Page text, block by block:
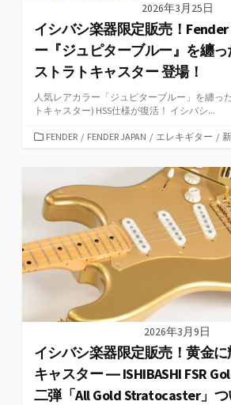
2026年3月25日
イシバシ楽器限定販売！Fender
ー『ジュピターブルー』を纏っ
ストラトキャスター 登場！
人気レアカラー「ジュピターブルー」を纏っ
トキャスター) HSS仕様が復活！ イシバシ...
カ
ー
FENDER / FENDER JAPAN / エレキギター /
2026年3月9日
イシバシ楽器限定販売！黄金
キャスター ― ISHIBASHI FSR
二弾「All Gold Stratocaster」つ